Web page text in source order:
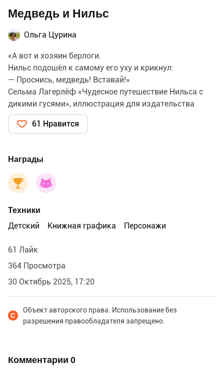
Медведь и Нильс
Ольга Цурина
«А вот и хозяин берлоги.
Нильс подошёл к самому его уху и крикнул:
— Проснись, медведь! Вставай!»
Сельма Лагерлёф «Чудесное путешествие Нильса с
дикими гусями», иллюстрация для издательства
«Речь», 2025
61 Нравится
Награды
Техники
Детский
Книжная графика Персонажи
61 Лайк
364 Просмотра
30 Октябрь 2025, 17:20
Объект авторского права. Использование без
разрешения правообладателя запрещено.
Комментарии 0